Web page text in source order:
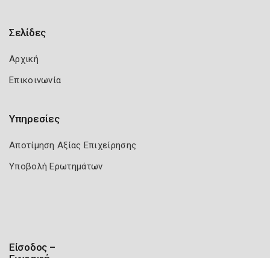
Σελίδες
Αρχική
Επικοινωνία
Υπηρεσίες
Αποτίμηση Αξίας Επιχείρησης
Υποβολή Ερωτημάτων
Είσοδος –